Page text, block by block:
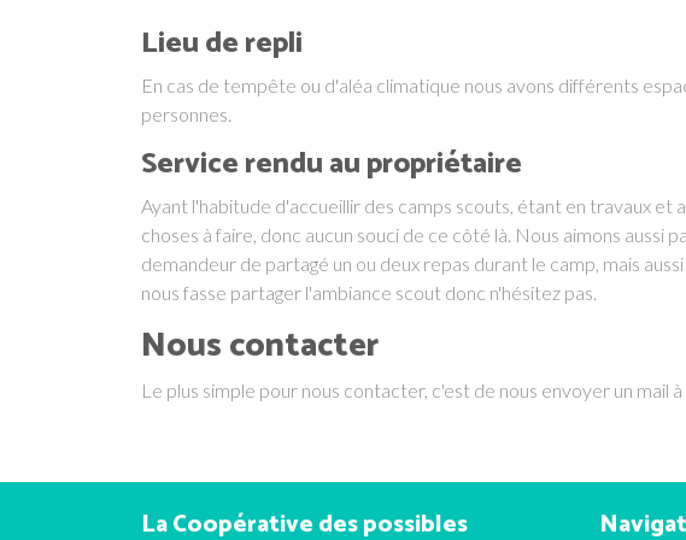
Lieu de repli
En cas de tempête ou d'aléa climatique nous avons différents
personnes.
Service rendu au propriétaire
Ayant l'habitude d'accueillir des camps scouts, étant en travaux et
choses à faire, donc aucun souci de ce côté là. Nous aimons aussi
demandeur de partagé un ou deux repas durant le camp, mais
nous fasse partager l'ambiance scout donc n'hésitez pas.
Nous contacter
Le plus simple pour nous contacter, c'est de nous envoyer un mail à
La Coopérative des possibles